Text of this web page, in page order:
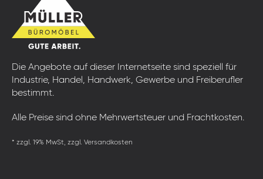
Die Angebote auf dieser Internetseite sind speziell für
Industrie, Handel, Handwerk, Gewerbe und Freiberufler
bestimmt.
Alle Preise sind ohne Mehrwertsteuer und Frachtkosten.
* zzgl. 19% MwSt, zzgl. Versandkosten